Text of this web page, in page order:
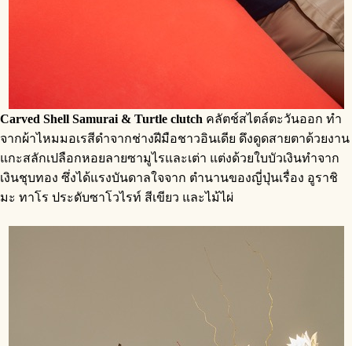
Carved Shell Samurai & Turtle clutch คลัตช์สไตล์ตะวันออก ทำ
จากผ้าไหมมอเรสีดำจากช่างฝีมือชาวอินเดีย ดึงดูดสายตาด้วยงาน
แกะสลักเปลือกหอยลายซามูไรและเต่า แต่งด้วยใบบัวเงินทำจาก
เงินชุบทอง ซึ่งได้แรงบันดาลใจจาก ตำนานของญี่ปุ่นเรื่อง อูราชิ
มะ ทาโร ประดับซาโวไรท์ สีเขียว และไม้ไผ่